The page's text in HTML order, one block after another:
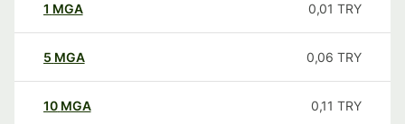
1 MGA 0,01 TRY
5 MGA 0,06 TRY
10 MGA 0,11 TRY